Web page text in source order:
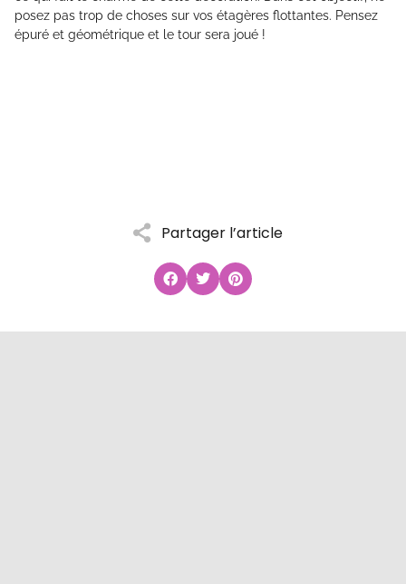
Partager l’article
posez pas trop de choses sur vos étagères flottantes. Pensez
épuré et géométrique et le tour sera joué !